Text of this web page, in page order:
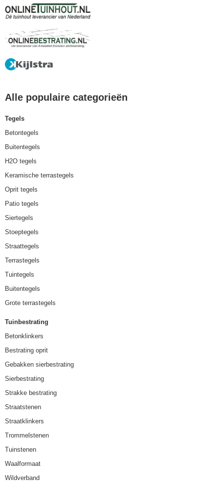
Alle populaire categorieën
Tegels
Betontegels
Buitentegels
H2O tegels
Keramische terrastegels
Oprit tegels
Patio tegels
Siertegels
Stoeptegels
Straattegels
Terrastegels
Tuintegels
Buitentegels
Grote terrastegels
Tuinbestrating
Betonklinkers
Bestrating oprit
Gebakken sierbestrating
Sierbestrating
Strakke bestrating
Straatstenen
Straatklinkers
Trommelstenen
Tuinstenen
Waalformaat
Wildverband